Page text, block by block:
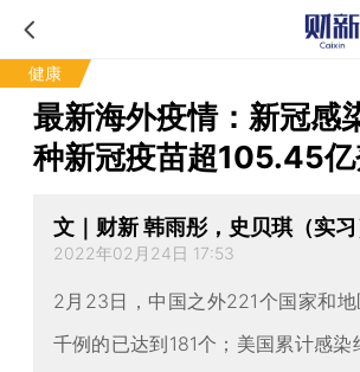
健康
最新海外疫情：新冠感
种新冠疫苗超105.45亿
文｜财新 韩雨彤，史贝琪（实习
2022年02月24日 17:53
2月23日，中国之外221个国家和
千例的已达到181个；美国累计感